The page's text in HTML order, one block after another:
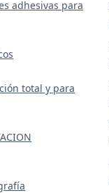
adhesivas para
total y para